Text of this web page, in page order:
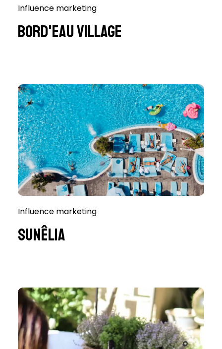
Influence marketing
Bord'eau Village
Influence marketing
Sunêlia